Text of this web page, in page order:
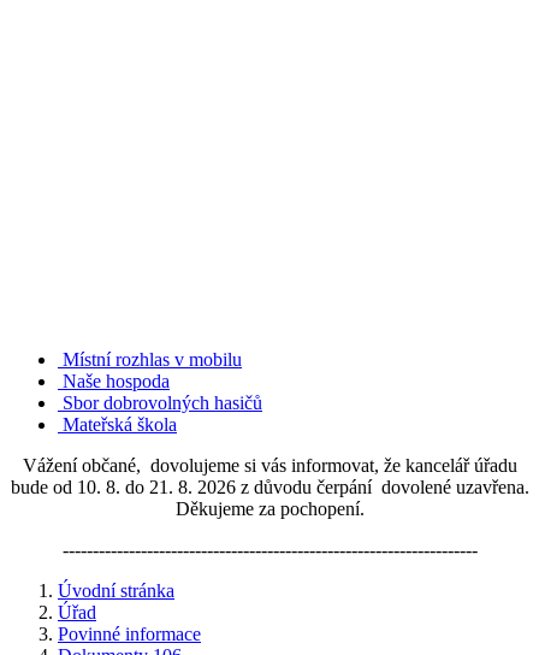
Místní rozhlas v mobilu
Naše hospoda
Sbor dobrovolných hasičů
Mateřská škola
Vážení občané, dovolujeme si vás informovat, že kancelář úřadu
bude od 10. 8. do 21. 8. 2026 z důvodu čerpání dovolené uzavřena.
Děkujeme za pochopení.
---------------------------------------------------------------------
Úvodní stránka
Úřad
Povinné informace